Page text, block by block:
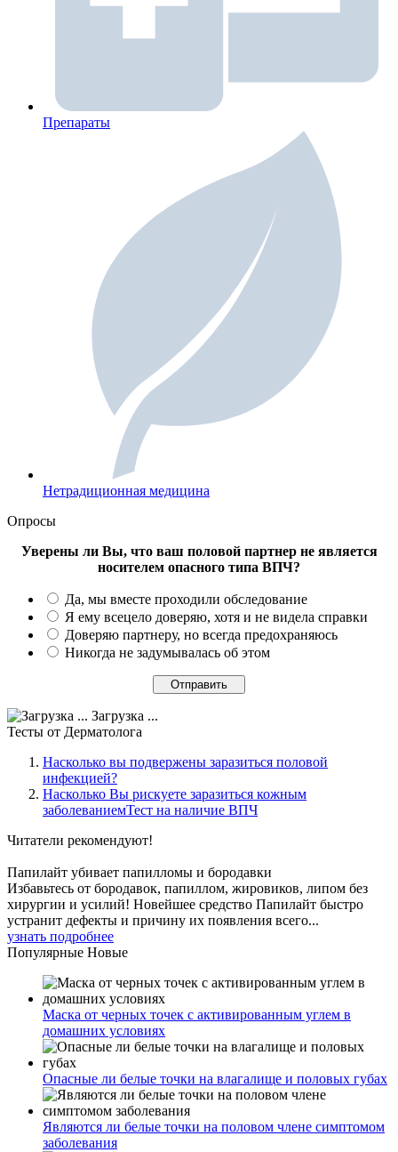
Препараты
Нетрадиционная медицина
Опросы
Уверены ли Вы, что ваш половой партнер не является
носителем опасного типа ВПЧ?
Да, мы вместе проходили обследование
Я ему всецело доверяю, хотя и не видела справки
Доверяю партнеру, но всегда предохраняюсь
Никогда не задумывалась об этом
Загрузка ...
Тесты от Дерматолога
Насколько вы подвержены заразиться половой
инфекцией?
Насколько Вы рискуете заразиться кожным
заболеваниемТест на наличие ВПЧ
Читатели рекомендуют!
Папилайт убивает папилломы и бородавки
Избавьтесь от бородавок, папиллом, жировиков, липом без
хирургии и усилий! Новейшее средство Папилайт быстро
устранит дефекты и причину их появления всего...
узнать подробнее
Популярные Новые
Маска от черных точек с активированным углем в
домашних условиях
Опасные ли белые точки на влагалище и половых губах
Являются ли белые точки на половом члене симптомом
заболевания